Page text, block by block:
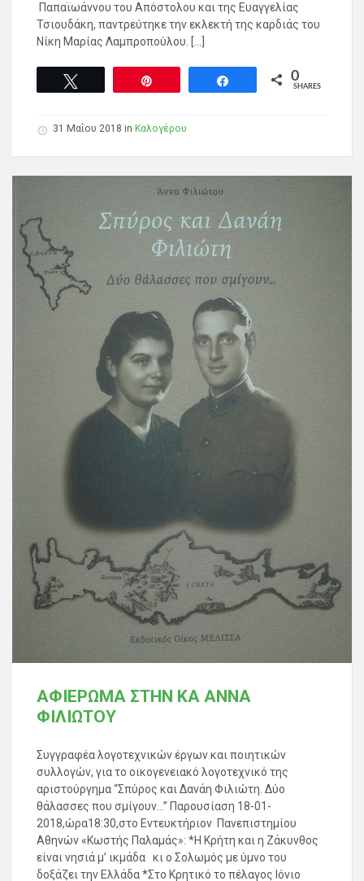
Παπαϊωάννου του Απόστολου και της Ευαγγελίας
Τσιουδάκη, παντρεύτηκε την εκλεκτή της καρδιάς του
Νίκη Μαρίας Λαμπροπούλου. […]
0
SHARES
31 Μαΐου 2018 in Καλογέρου
ΑΦΙΕΡΩΜΑ ΣΤΗΝ ΚΑ ΑΝΝΑ
ΦΙΛΙΩΤΟΥ
Συγγραφέα λογοτεχνικών έργων και ποιητικών
συλλογών, για το οικογενειακό λογοτεχνικό της
αριστούργημα “Σπύρος και Δανάη Φιλιώτη. Δύο
θάλασσες που σμίγουν…” Παρουσίαση 18-01-
2018,ώρα18:30,στο Εντευκτήριον Πανεπιστημίου
Αθηνών «Κωστής Παλαμάς»: *Η Κρήτη και η Ζάκυνθος
είναι νησιά μ’ ικμάδα κι ο Σολωμός με ύμνο του
δοξάζει την Ελλάδα *Στο Κρητικό το πέλαγος Ιόνιο